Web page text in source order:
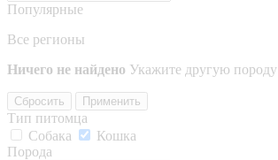
Популярные
Все регионы
Ничего не найдено Укажите другую породу
Сбросить Применить
Тип питомца
Собака
Кошка
Порода